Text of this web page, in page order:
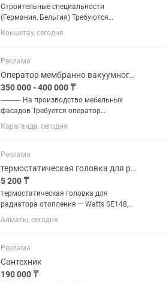
Строительные специальности
(Германия, Бельгия) Требуются
квалифицированные специалисты
строительных профессий: Каменщик –
возведение стен и перегородок. ...
Кокшетау, сегодня
Реклама
Оператор мембранно вакуумного станка с избыточным давлением
350 000 - 400 000 ₸
⸻ На производство мебельных
фасадов Требуется оператор
автоматического мембранно-
вакуумного станка с избыточным
Обязанности: •Работа на
автоматическом мембранно-
вакуумном...
Караганда, сегодня
Реклама
термостатическая головка для радиатора отопления Watts Industries SE148,
5 200 ₸
термостатическая головка для
радиатора отопления — Watts SE148,
артикул на коробке 12.10.001 /
10001583. Она ставится на
клапан и автоматически перекрывает/
открывает...
Алматы, сегодня
Реклама
Сантехник
190 000 ₸